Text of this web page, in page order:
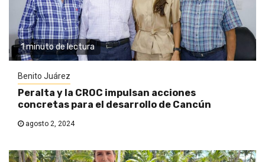
1 minuto de lectura
Benito Juárez
Peralta y la CROC impulsan acciones
concretas para el desarrollo de Cancún
agosto 2, 2024